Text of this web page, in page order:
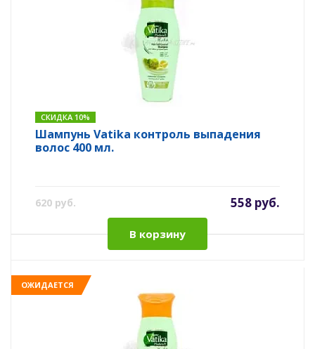
СКИДКА 10%
Шампунь Vatika контроль выпадения
волос 400 мл.
620 руб. 558 руб.
В корзину
ОЖИДАЕТСЯ